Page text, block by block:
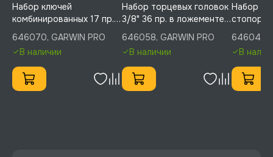
Набор ключей
комбинированных 17 пр.
6-24 мм в ложементе
EVA, GARWIN PRO,
646070
646070, GARWIN PRO
В наличии
Набор торцевых головок
3/8" 36 пр. в ложементе
EVA, GARWIN PRO,
646058
646058, GARWIN PRO
В наличии
Набор
6 пр. в
GARWIN
646048
646048,
В